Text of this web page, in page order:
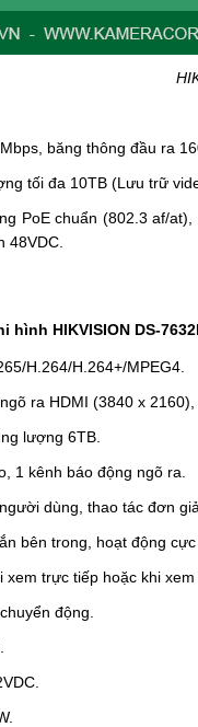
băng thông đầu ra
tối đa 10TB (Lưu trữ
PoE chuẩn (802.3 af/
48VDC.
HIKVISION DS-
H.264/H.264+/MPEG4.
ra HDMI (3840 x 2160),
lượng 6TB.
1 kênh báo động ngõ ra.
dùng, thao tác đơn
bên trong, hoạt động
trực tiếp hoặc khi xem
động.